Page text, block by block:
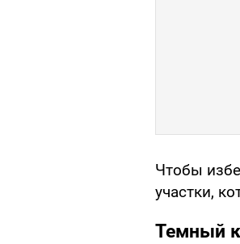
Чтобы
участки,
Темный